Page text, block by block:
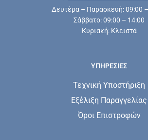
Δευτέρα – Παρασκευή: 09:00
Σάββατο: 09:00 – 14:00
Κυριακή: Κλειστά
ΥΠΗΡΕΣΊΕΣ
Τεχνική Υποστήριξη
Εξέλιξη Παραγγελίας
Όροι Επιστροφών